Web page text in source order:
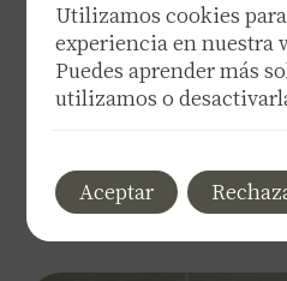
AN-11360 por Universidad de
psicólogo empezó en Estados
psicología de James Madison
largo de mi carrera como
en análisis de conducta,...
Utilizamos cookies
experiencia en nuestra
Puedes aprender más
utilizamos o
Aceptar